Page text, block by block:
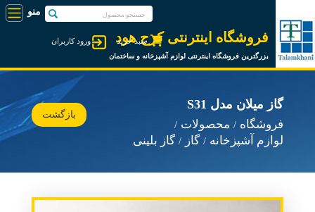
فروشگاه اینترنتی کرج هود
بزرگترین فروشگاه اینترنتی لوازم آشپزخانه و ساختمان
ورود کاربران سبد خرید
گاز میلان مدل S31
فروشگاه
محصولات
لوازم آشپزخانه
گاز گاز بلینی
بازگشت